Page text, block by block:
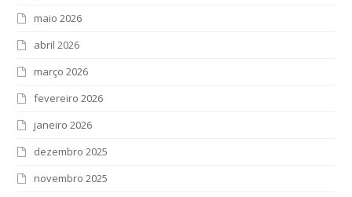
maio 2026
abril 2026
março 2026
fevereiro 2026
janeiro 2026
dezembro 2025
novembro 2025